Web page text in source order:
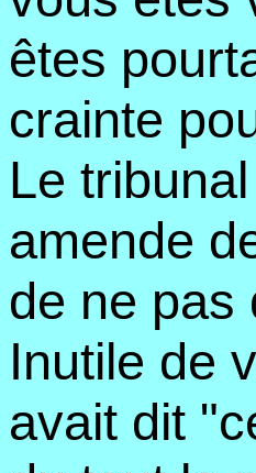
êtes
crainte
Le
amende
de ne pas
Inutile de
avait dit